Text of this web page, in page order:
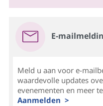
E-
Meld u aan voor e-
waardevolle updates
evenementen en meer
Aanmelden >